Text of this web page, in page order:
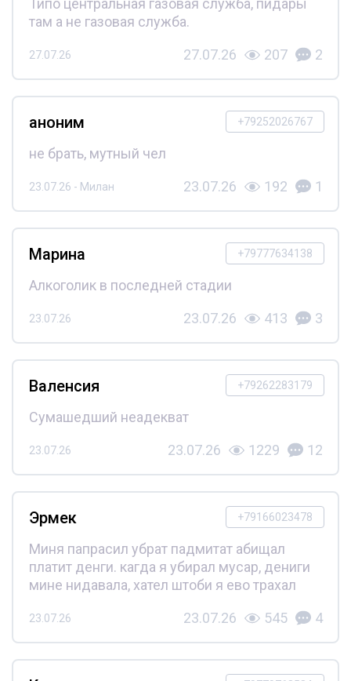
Типо центральная газовая служба, пидары
там а не газовая служба.
27.07.26 27.07.26 207 2
+79252026767
аноним
не брать, мутный чел
23.07.26 - Милан 23.07.26 192 1
+79777634138
Марина
Алкоголик в последней стадии
23.07.26 23.07.26 413 3
+79262283179
Валенсия
Сумашедший неадекват
23.07.26 23.07.26 1229 12
+79166023478
Эрмек
Миня папрасил убрат падмитат абищал
платит денги. кагда я убирал мусар, дениги
мине нидавала, хател штоби я ево трахал
23.07.26 23.07.26 545 4